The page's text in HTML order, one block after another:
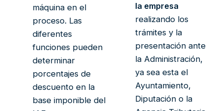
máquina en el
proceso. Las
diferentes
funciones pueden
determinar
porcentajes de
descuento en la
base imponible del
la empresa
realizando los
trámites y la
presentación ante
la Administración,
ya sea esta el
Ayuntamiento,
Diputación o la